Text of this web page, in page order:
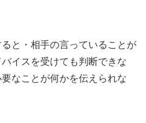
と・相手の言っていることが
イスを受けても判断できな
なことが何かを伝えられな